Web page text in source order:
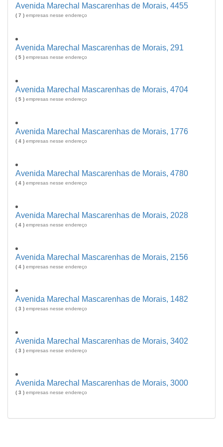
Avenida Marechal Mascarenhas de Morais, 4455
( 7 ) empresas nesse endereço
Avenida Marechal Mascarenhas de Morais, 291
( 5 ) empresas nesse endereço
Avenida Marechal Mascarenhas de Morais, 4704
( 5 ) empresas nesse endereço
Avenida Marechal Mascarenhas de Morais, 1776
( 4 ) empresas nesse endereço
Avenida Marechal Mascarenhas de Morais, 4780
( 4 ) empresas nesse endereço
Avenida Marechal Mascarenhas de Morais, 2028
( 4 ) empresas nesse endereço
Avenida Marechal Mascarenhas de Morais, 2156
( 4 ) empresas nesse endereço
Avenida Marechal Mascarenhas de Morais, 1482
( 3 ) empresas nesse endereço
Avenida Marechal Mascarenhas de Morais, 3402
( 3 ) empresas nesse endereço
Avenida Marechal Mascarenhas de Morais, 3000
( 3 ) empresas nesse endereço